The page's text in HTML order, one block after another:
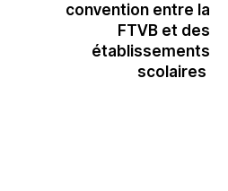
convention entre la
FTVB et des
établissements
scolaires